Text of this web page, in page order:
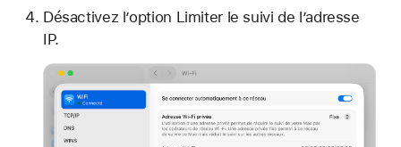
Désactivez l’option Limiter le suivi de l’adresse
IP.